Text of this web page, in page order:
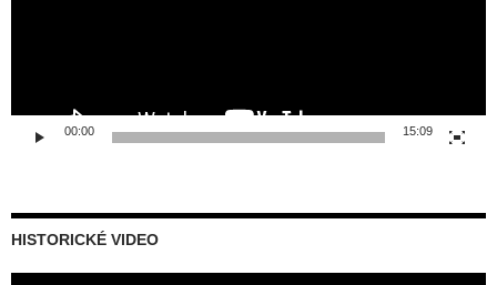
00:00 15:09
HISTORICKÉ VIDEO